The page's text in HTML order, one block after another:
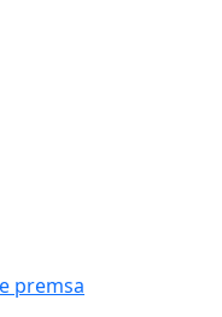
premsa